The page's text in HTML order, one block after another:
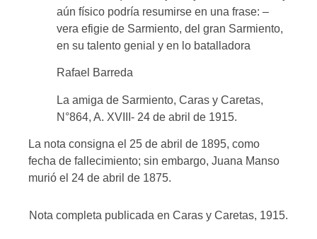
aún físico podría resumirse en una frase: –
vera efigie de Sarmiento, del gran Sarmiento,
en su talento genial y en lo batalladora
Rafael Barreda
La amiga de Sarmiento, Caras y Caretas,
N°864, A. XVIII- 24 de abril de 1915.
La nota consigna el 25 de abril de 1895, como
fecha de fallecimiento; sin embargo, Juana Manso
murió el 24 de abril de 1875.
Nota completa publicada en Caras y Caretas, 1915.